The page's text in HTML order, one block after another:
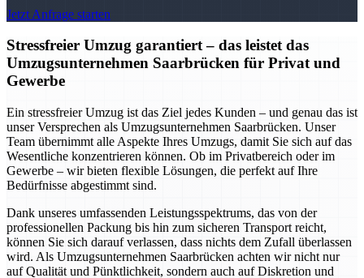
Jetzt Anfrage starten
Stressfreier Umzug garantiert – das leistet das
Umzugsunternehmen Saarbrücken für Privat und
Gewerbe
Ein stressfreier Umzug ist das Ziel jedes Kunden – und genau das ist
unser Versprechen als Umzugsunternehmen Saarbrücken. Unser
Team übernimmt alle Aspekte Ihres Umzugs, damit Sie sich auf das
Wesentliche konzentrieren können. Ob im Privatbereich oder im
Gewerbe – wir bieten flexible Lösungen, die perfekt auf Ihre
Bedürfnisse abgestimmt sind.
Dank unseres umfassenden Leistungsspektrums, das von der
professionellen Packung bis hin zum sicheren Transport reicht,
können Sie sich darauf verlassen, dass nichts dem Zufall überlassen
wird. Als Umzugsunternehmen Saarbrücken achten wir nicht nur
auf Qualität und Pünktlichkeit, sondern auch auf Diskretion und